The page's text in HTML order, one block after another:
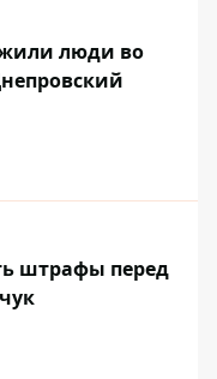
люди во
штрафы перед